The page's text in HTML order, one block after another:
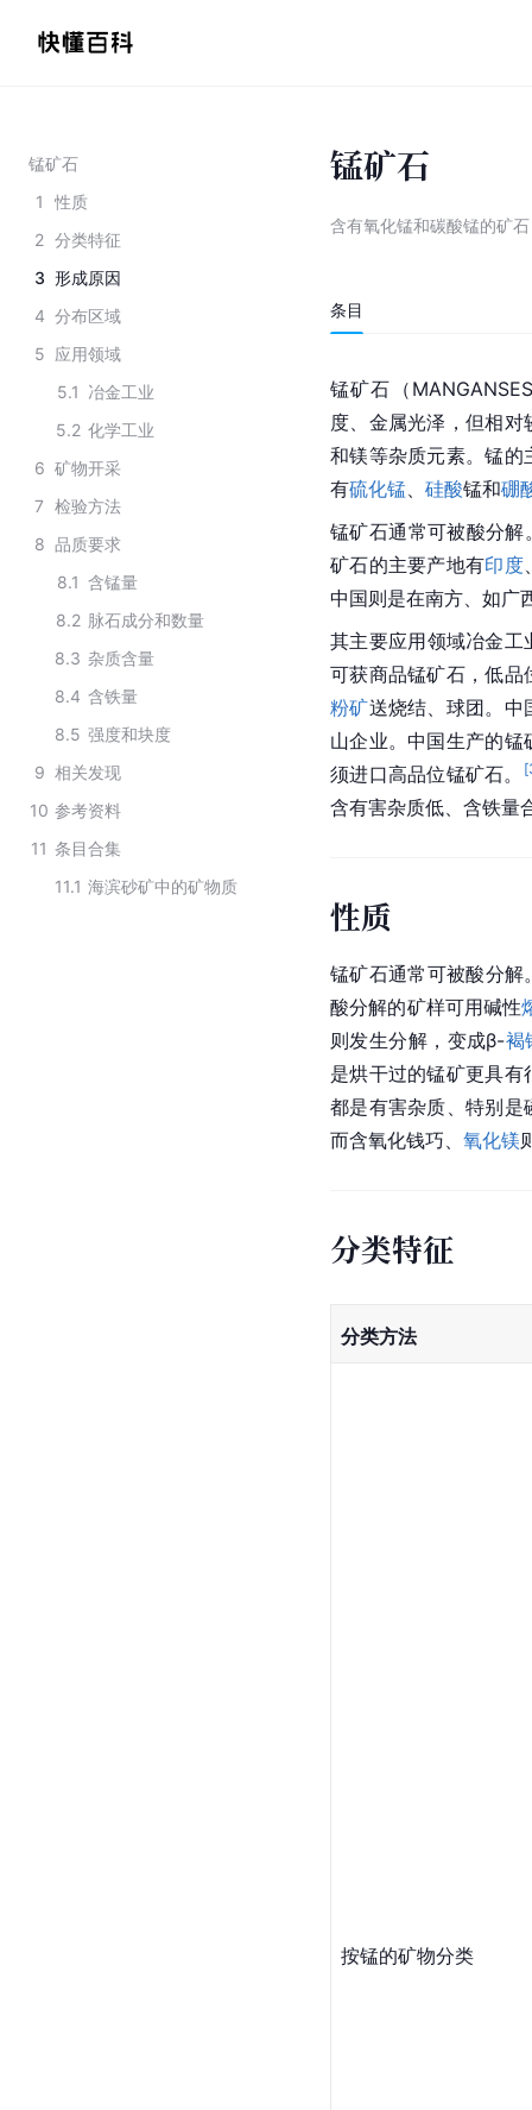
锰矿石
1
性质
2 分类特征
3 形成原因
4 分布区域
5 应用领域
5.1 冶金工业
5.2 化学工业
6 矿物开采
7 检验方法
8 品质要求
8.1 含锰量
8.2 脉石成分和数量
8.3 杂质含量
8.4 含铁量
8.5 强度和块度
9 相关发现
10 参考资料
11 条目合集
11.1 海滨砂矿中的矿物质
锰矿石
含有氧化锰和碳酸锰的矿石
条目
锰矿石（
度、金属光泽，但相
和镁等杂质元素。锰的
有硫化锰 硅酸锰和硼
锰矿石通常可被酸分解
矿石的主要产地有印度
中国则是在南方、如广
其主要应用领域冶金工
可获商品锰矿石，低品
粉矿送烧结、球团。中
山企业。中国生产的
须进口高品位锰矿石。
[
含有害杂质低、含铁量
性质
锰矿石通常可被酸分解
酸分解的矿样可用碱性
则发生分解，变成β-褐
是烘干过的锰矿更具
都是有害杂质、特别是
而含氧化钱巧、 氧化镁
分类特征
分类方法
按锰的矿物分类